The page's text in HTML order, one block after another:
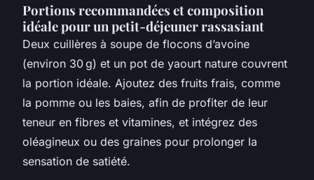
Portions recommandées et composition
idéale pour un petit-déjeuner rassasiant
Deux cuillères à soupe de flocons d’avoine
(environ 30 g) et un pot de yaourt nature couvrent
la portion idéale. Ajoutez des fruits frais, comme
la pomme ou les baies, afin de profiter de leur
teneur en fibres et vitamines, et intégrez des
oléagineux ou des graines pour prolonger la
sensation de satiété.